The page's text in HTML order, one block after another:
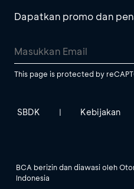
Dapatkan promo dan
This page is protected by
SBDK | Kebijakan
BCA berizin dan diawasi oleh
Indonesia